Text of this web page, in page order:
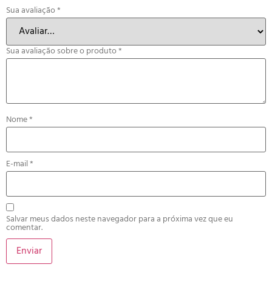
Sua avaliação*
Sua avaliação sobre o produto*
Nome*
E-mail*
Salvar meus dados neste navegador para a próxima vez que eu
comentar.